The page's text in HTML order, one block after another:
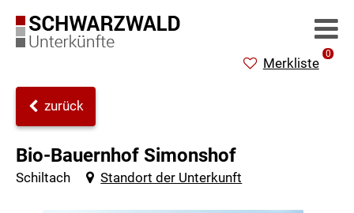
0
Merkliste
zurück
Bio-Bauernhof Simonshof
Schiltach Standort der Unterkunft